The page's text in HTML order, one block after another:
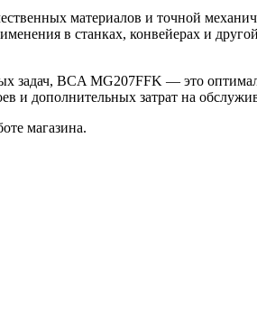
материалов и точной
в станках, конвейерах и
BCA MG207FFK — это
и дополнительных затрат на
магазина.